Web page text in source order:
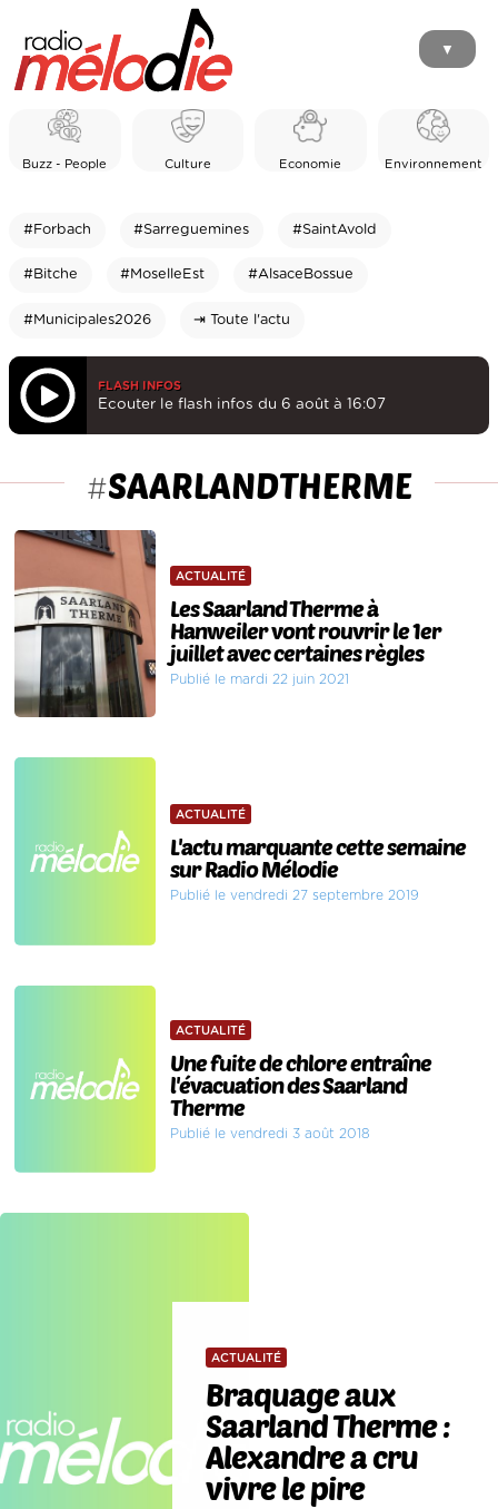
▼
Buzz - People Culture Economie Environnement
#Forbach #Sarreguemines #SaintAvold
#Bitche #MoselleEst #AlsaceBossue
#Municipales2026 ⇥ Toute l'actu
FLASH INFOS
Ecouter le flash infos du 6 août à 16:07
#SAARLANDTHERME
ACTUALITÉ
Les Saarland Therme à
Hanweiler vont rouvrir le 1er
juillet avec certaines règles
Publié le mardi 22 juin 2021
ACTUALITÉ
L'actu marquante cette semaine
sur Radio Mélodie
Publié le vendredi 27 septembre 2019
ACTUALITÉ
Une fuite de chlore entraîne
l'évacuation des Saarland
Therme
Publié le vendredi 3 août 2018
ACTUALITÉ
Braquage aux
Saarland Therme :
Alexandre a cru
vivre le pire